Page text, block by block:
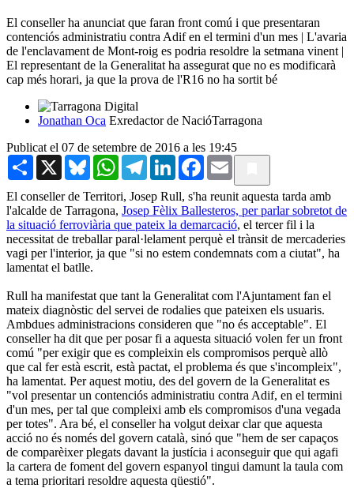
El conseller ha anunciat que faran front comú i que presentaran
contenciós administratiu contra Adif en el termini d'un mes | L'avaria
de l'enclavament de Mont-roig es podria resoldre la setmana vinent |
El representant de la Generalitat ha assegurat que no es modificarà
cap més horari, ja que la prova de l'R16 no ha sortit bé
Jonathan Oca Exredactor de NacióTarragona
Publicat el 07 de setembre de 2016 a les 19:45
Share X BlueskyWhatsAppTelegramLinkedInFacebook
Email
El conseller de Territori, Josep Rull, s'ha reunit aquesta tarda amb
l'alcalde de Tarragona, Josep Fèlix Ballesteros, per parlar sobretot de
la situació ferroviària que pateix la demarcació, el tercer fil i la
necessitat de treballar paral·lelament perquè el trànsit de mercaderies
vagi per l'interior, ja que "si no estem condemnats com a ciutat", ha
lamentat el batlle.
Rull ha manifestat que tant la Generalitat com l'Ajuntament fan el
mateix diagnòstic del servei de rodalies que pateixen els usuaris.
Ambdues administracions consideren que "no és acceptable". El
conseller ha dit que per posar fi a aquesta situació volen fer un front
comú "per exigir que es compleixin els compromisos perquè allò
que cal fer està escrit, està pactat, el problema és que s'incompleix",
ha lamentat. Per aquest motiu, des del govern de la Generalitat es
"vol presentar un contenciós administratiu contra Adif, en el termini
d'un mes, per tal que compleixi amb els compromisos d'una vegada
per totes". Ara bé, el conseller ha volgut deixar clar que aquesta
acció no és només del govern català, sinó que "hem de ser capaços
de comparèixer plegats davant la justícia i aconseguir que qui agafi
la cartera de foment del govern espanyol tingui damunt la taula com
a tema prioritari resoldre aquesta qüestió".